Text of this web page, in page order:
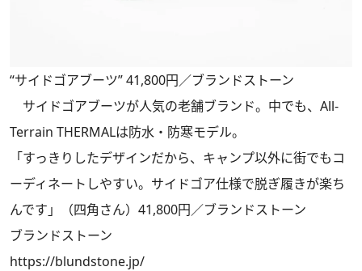
“サイドゴアブーツ” 41,800円／ブランドストーン
サイドゴアブーツが人気の老舗ブランド。中でも、All-
Terrain THERMALは防水・防寒モデル。
「すっきりしたデザインだから、キャンプ以外に街でもコ
ーディネートしやすい。サイドゴア仕様で脱ぎ履きが楽ち
んです」（四角さん）41,800円／ブランドストーン
ブランドストーン
https://blundstone.jp/